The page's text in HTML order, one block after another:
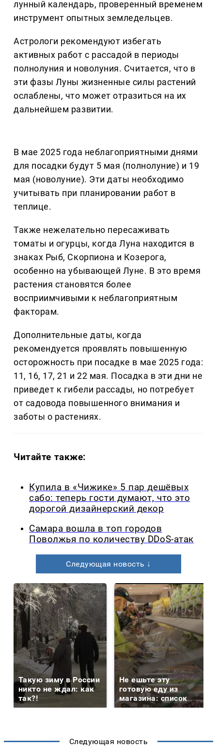
лунный календарь, проверенный временем
инструмент опытных земледельцев.
Астрологи рекомендуют избегать
активных работ с рассадой в периоды
полнолуния и новолуния. Считается, что в
эти фазы Луны жизненные силы растений
ослаблены, что может отразиться на их
дальнейшем развитии.
В мае 2025 года неблагоприятными днями
для посадки будут 5 мая (полнолуние) и 19
мая (новолуние). Эти даты необходимо
учитывать при планировании работ в
теплице.
Также нежелательно пересаживать
томаты и огурцы, когда Луна находится в
знаках Рыб, Скорпиона и Козерога,
особенно на убывающей Луне. В это время
растения становятся более
восприимчивыми к неблагоприятным
факторам.
Дополнительные даты, когда
рекомендуется проявлять повышенную
осторожность при посадке в мае 2025 года:
11, 16, 17, 21 и 22 мая. Посадка в эти дни не
приведет к гибели рассады, но потребует
от садовода повышенного внимания и
заботы о растениях.
Читайте также:
Купила в «Чижике» 5 пар дешёвых
сабо: теперь гости думают, что это
дорогой дизайнерский декор
Самара вошла в топ городов
Поволжья по количеству DDoS-атак
Следующая новость ↓
Такую зиму в России
никто не ждал: как
так?!
Не ешьте эту
готовую еду из
магазина: список
Следующая новость